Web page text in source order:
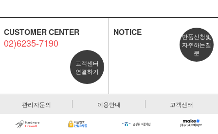
CUSTOMER CENTER
02)6235-7190
고객센터
연결하기
NOTICE
반품신청및
자주하는질
문
관리자문의 이용안내 고객센터